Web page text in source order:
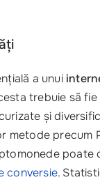
a unui
trebuie să
și
metode precum
poate
conversie.